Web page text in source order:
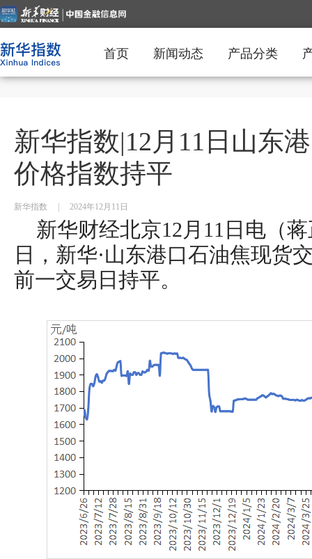
首页 新闻动态 产品分类
新华指数|12月11日山东
价格指数持平
新华指数 2024年12月11日
新华财经北京12月11日电（
日，新华·山东港口石油焦现货
前一交易日持平。